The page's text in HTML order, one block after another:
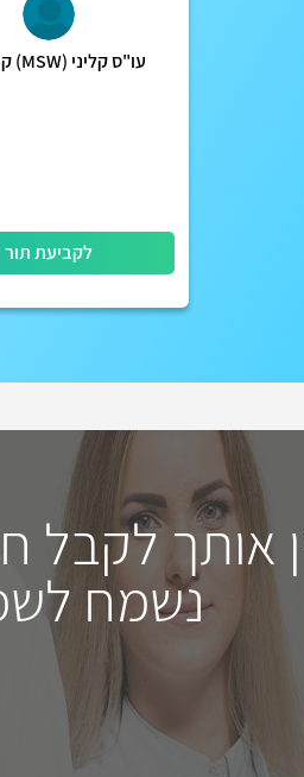
עו"ס קליני (MSW) קרן איתן
לקביעת תור
אותך לקבל
נשמח